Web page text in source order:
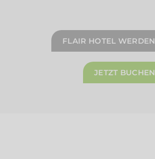
FLAIR HOTEL WERDEN
JETZT BUCHEN